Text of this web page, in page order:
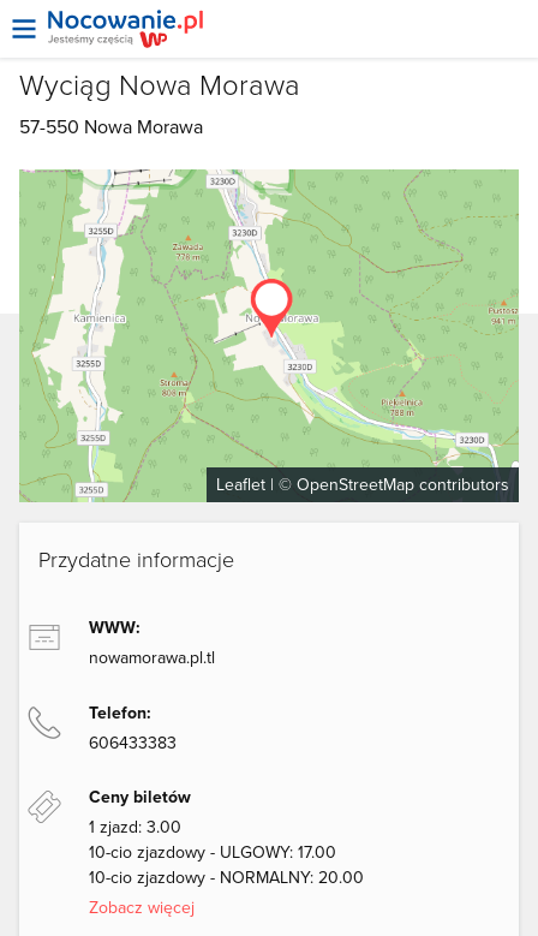
Wyciąg Nowa Morawa
57-550 Nowa Morawa
Leaflet | © OpenStreetMap contributors
Przydatne informacje
WWW:
nowamorawa.pl.tl
Telefon:
606433383
Ceny biletów
1 zjazd: 3.00
10-cio zjazdowy - ULGOWY: 17.00
10-cio zjazdowy - NORMALNY: 20.00
Zobacz więcej